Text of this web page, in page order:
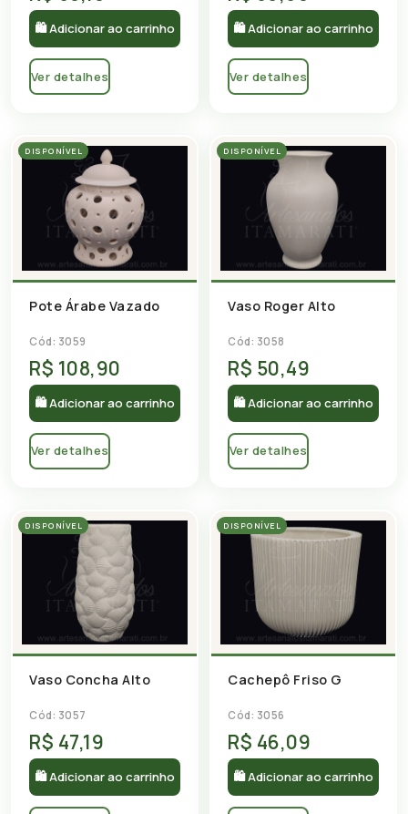
🛍 Adicionar ao carrinho
Ver detalhes
🛍 Adicionar ao carrinho
Ver detalhes
DISPONÍVEL
Pote Árabe Vazado
Cód: 3059
R$ 108,90
🛍 Adicionar ao carrinho
Ver detalhes
DISPONÍVEL
Vaso Roger Alto
Cód: 3058
R$ 50,49
🛍 Adicionar ao carrinho
Ver detalhes
DISPONÍVEL
Vaso Concha Alto
Cód: 3057
R$ 47,19
🛍 Adicionar ao carrinho
DISPONÍVEL
Cachepô Friso G
Cód: 3056
R$ 46,09
🛍 Adicionar ao carrinho